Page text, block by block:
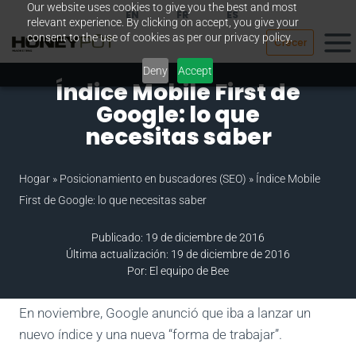
Our website uses cookies to give you the best and most
relevant experience. By clicking on accept, you give your
consent to the use of cookies as per our privacy policy.
Deny Accept
Saltar
contenido
EN FR ES
Crecer
Índice Mobile First de
Google: lo que
necesitas saber
Hogar » Posicionamiento en buscadores (SEO) » Índice Mobile
First de Google: lo que necesitas saber
Publicado: 19 de diciembre de 2016
Última actualización: 19 de diciembre de 2016
Por: El equipo de Bee
En noviembre, Google anunció que iba a lanzar un
nuevo índice y una nueva “forma de trabajar”.